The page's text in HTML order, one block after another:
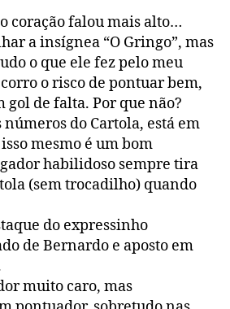
coração falou mais alto…
a insígnea “O Gringo”, mas
o que ele fez pelo meu
o risco de pontuar bem,
gol de falta. Por que não?
números do Cartola, está em
mesmo é um bom
habilidoso sempre tira
(sem trocadilho) quando
do expressinho
de Bernardo e aposto em
muito caro, mas